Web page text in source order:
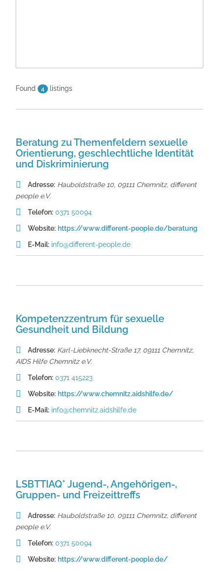
Found 4 listings
Beratung zu Themenfeldern sexuelle
Orientierung, geschlechtliche Identität
und Diskriminierung
Adresse: Hauboldstraße 10, 09111 Chemnitz, different
people e.V.
Telefon: 0371 50094
Website: https://www.different-people.de/beratung
E-Mail: info@different-people.de
Kompetenzzentrum für sexuelle
Gesundheit und Bildung
Adresse: Karl-Liebknecht-Straße 17, 09111 Chemnitz,
AIDS Hilfe Chemnitz e.V.
Telefon: 0371 415223
Website: https://www.chemnitz.aidshilfe.de/
E-Mail: info@chemnitz.aidshilfe.de
LSBTTIAQ* Jugend-, Angehörigen-,
Gruppen- und Freizeittreffs
Adresse: Hauboldstraße 10, 09111 Chemnitz, different
people e.V.
Telefon: 0371 50094
Website: https://www.different-people.de/